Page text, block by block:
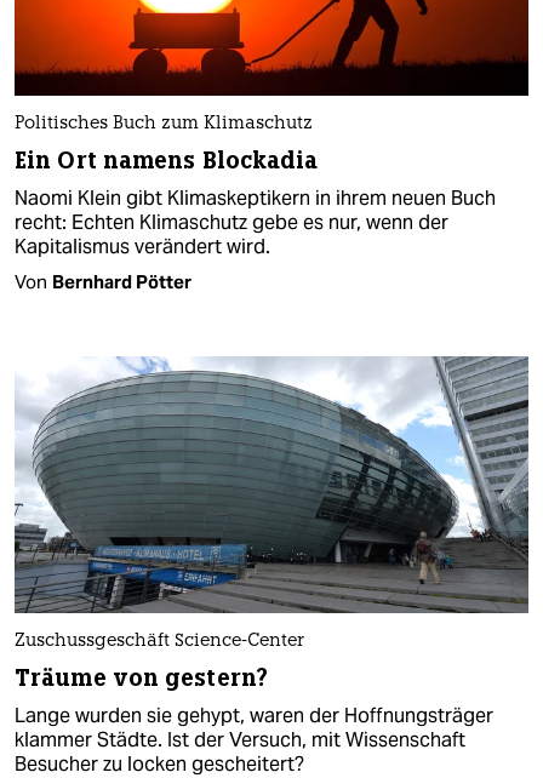
Politisches Buch zum Klimaschutz
Ein Ort namens Blockadia
Naomi Klein gibt Klimaskeptikern in ihrem neuen Buch
recht: Echten Klimaschutz gebe es nur, wenn der
Kapitalismus verändert wird.
Von Bernhard Pötter
Zuschussgeschäft Science-Center
Träume von gestern?
Lange wurden sie gehypt, waren der Hoffnungsträger
klammer Städte. Ist der Versuch, mit Wissenschaft
Besucher zu locken gescheitert?